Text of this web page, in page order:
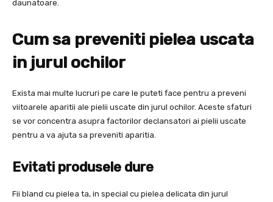
daunatoare.
Cum sa preveniti pielea uscata
in jurul ochilor
Exista mai multe lucruri pe care le puteti face pentru a preveni
viitoarele aparitii ale pielii uscate din jurul ochilor. Aceste sfaturi
se vor concentra asupra factorilor declansatori ai pielii uscate
pentru a va ajuta sa preveniti aparitia.
Evitati produsele dure
Fii bland cu pielea ta, in special cu pielea delicata din jurul